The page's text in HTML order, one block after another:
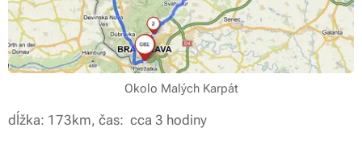
Okolo Malých Karpát
dĺžka: 173km, čas: cca 3 hodiny